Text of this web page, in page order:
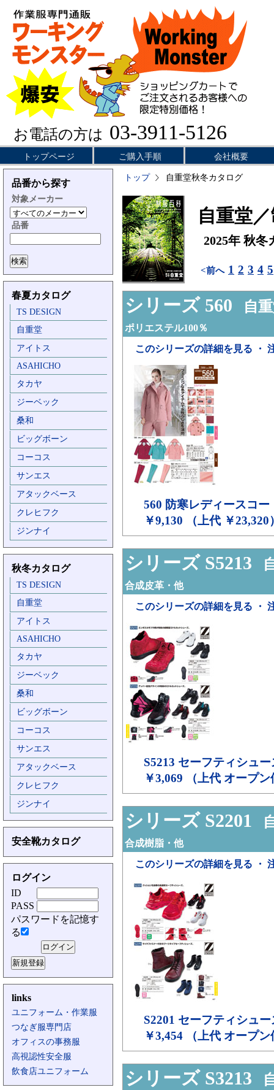
お電話の方は 03-3911-5126
トップページ ご購入手順 会社概要
品番から探す
対象メーカー
品番
春夏カタログ
TS DESIGN
自重堂
アイトス
ASAHICHO
タカヤ
ジーベック
桑和
ビッグボーン
コーコス
サンエス
アタックベース
クレヒフク
ジンナイ
秋冬カタログ
TS DESIGN
自重堂
アイトス
ASAHICHO
タカヤ
ジーベック
桑和
ビッグボーン
コーコス
サンエス
アタックベース
クレヒフク
ジンナイ
安全靴カタログ
ログイン
ID
PASS
パスワードを記憶す
る
links
ユニフォーム・作業服
つなぎ服専門店
オフィスの事務服
高視認性安全服
飲食店ユニフォーム
トップ 自重堂秋冬カタログ
自重堂
2025年 秋冬
<前へ 1 2 3 4 5
シリーズ 560 自重
ポリエステル100％
このシリーズの詳細を見る ・
560 防寒レディースコー
￥9,130 （上代 ￥23,320
シリーズ S5213
合成皮革・他
このシリーズの詳細を見る ・
S5213 セーフティシュー
￥3,069 （上代 オープ
シリーズ S2201
合成樹脂・他
このシリーズの詳細を見る ・
S2201 セーフティシュー
￥3,454 （上代 オープ
シリーズ S3213